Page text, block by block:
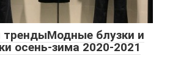
блузки и
осень-зима 2020-2021